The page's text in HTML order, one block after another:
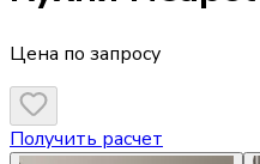
Цена по запросу
Получить расчет